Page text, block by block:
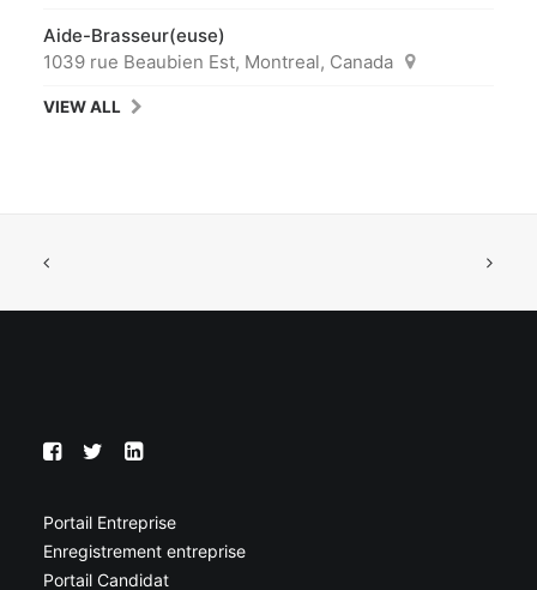
Aide-Brasseur(euse)
1039 rue Beaubien Est, Montreal, Canada
VIEW ALL
Portail Entreprise
Enregistrement entreprise
Portail Candidat